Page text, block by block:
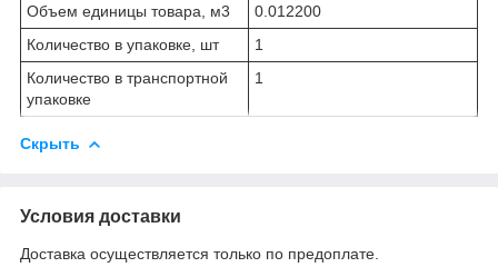
Объем единицы товара, м3
0.012200
Количество в упаковке, шт
1
Количество в транспортной
упаковке
1
Скрыть
Условия доставки
Доставка осуществляется только по предоплате.